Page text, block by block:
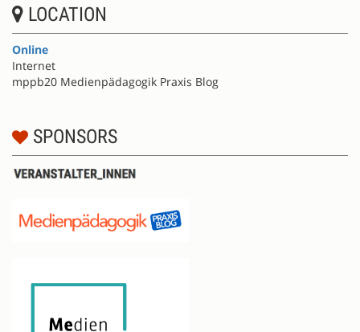
LOCATION
Online
Internet
mppb20 Medienpädagogik Praxis Blog
SPONSORS